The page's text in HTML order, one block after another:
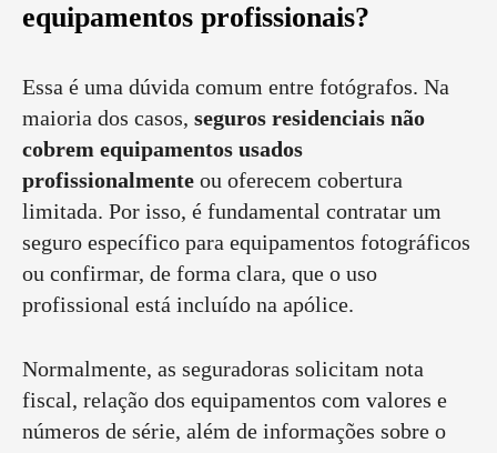
equipamentos profissionais?
Essa é uma dúvida comum entre fotógrafos. Na
maioria dos casos, seguros residenciais não
cobrem equipamentos usados
profissionalmente ou oferecem cobertura
limitada. Por isso, é fundamental contratar um
seguro específico para equipamentos fotográficos
ou confirmar, de forma clara, que o uso
profissional está incluído na apólice.
Normalmente, as seguradoras solicitam nota
fiscal, relação dos equipamentos com valores e
números de série, além de informações sobre o